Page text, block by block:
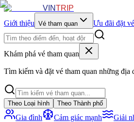
VINTRIP
Giới thiệu Vé tham quan Ưu đãi đặt vé
Khám phá vé tham quan
Tìm kiếm và đặt vé tham quan những địa
Theo Loại hình Theo Thành phố
Gia đình Cảm giác mạnh Giải